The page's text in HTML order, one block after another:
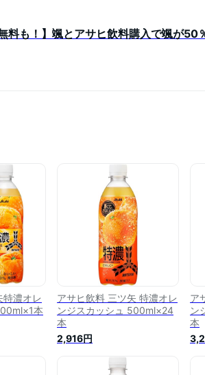
料も！】颯とアサヒ飲料購入で颯が50
特濃オレ
本
アサヒ飲料 三ツ矢 特濃オレ
ンジスカッシュ 500ml×24
本
2,916円
ア
ン
本